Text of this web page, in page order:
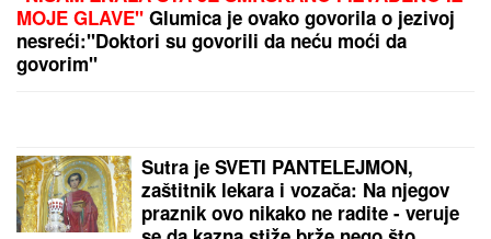
NAPALI HITNU POMOĆ SEKIRAMA!Vozač teško
povređen, paniku izazvale glasine o otmici dece